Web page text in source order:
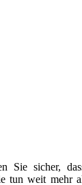
Sie sicher,
tun weit mehr